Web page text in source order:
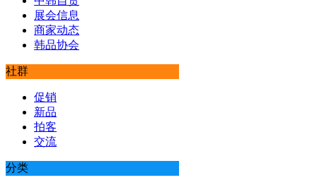
展会信息
商家动态
韩品协会
社群
促销
新品
拍客
交流
分类